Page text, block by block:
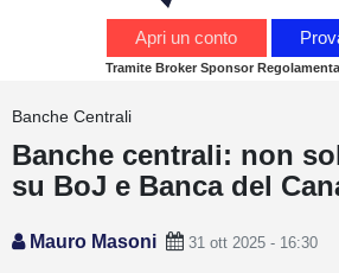
Webinar
Apri un conto
Tramite Broker Sponsor
Banche Centrali
Banche centrali: non
su BoJ e Banca del
Mauro Masoni 31 ott 2025 - 16:30